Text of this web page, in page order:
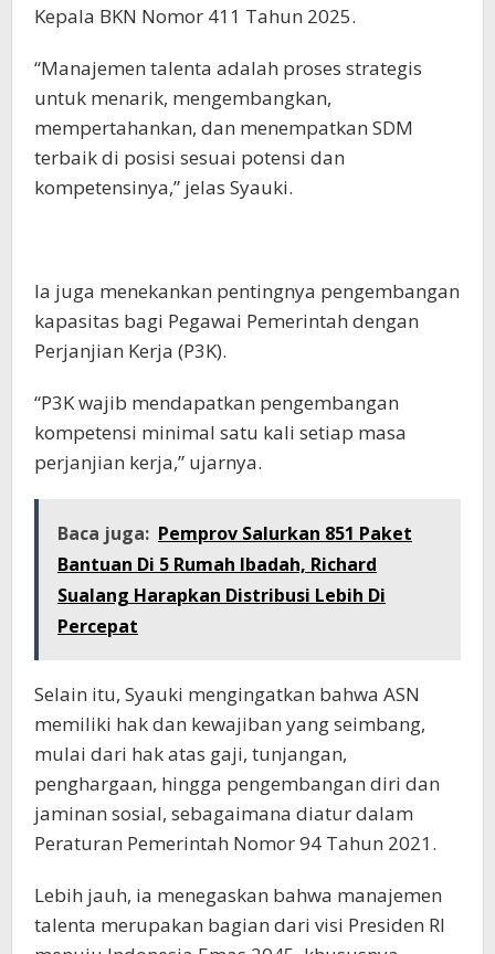
Kepala BKN Nomor 411 Tahun 2025.
“Manajemen talenta adalah proses strategis
untuk menarik, mengembangkan,
mempertahankan, dan menempatkan SDM
terbaik di posisi sesuai potensi dan
kompetensinya,” jelas Syauki.
Ia juga menekankan pentingnya pengembangan
kapasitas bagi Pegawai Pemerintah dengan
Perjanjian Kerja (P3K).
“P3K wajib mendapatkan pengembangan
kompetensi minimal satu kali setiap masa
perjanjian kerja,” ujarnya.
Baca juga: Pemprov Salurkan 851 Paket
Bantuan Di 5 Rumah Ibadah, Richard
Sualang Harapkan Distribusi Lebih Di
Percepat
Selain itu, Syauki mengingatkan bahwa ASN
memiliki hak dan kewajiban yang seimbang,
mulai dari hak atas gaji, tunjangan,
penghargaan, hingga pengembangan diri dan
jaminan sosial, sebagaimana diatur dalam
Peraturan Pemerintah Nomor 94 Tahun 2021.
Lebih jauh, ia menegaskan bahwa manajemen
talenta merupakan bagian dari visi Presiden RI